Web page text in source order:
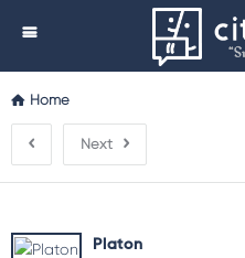
Home
Next
Platon